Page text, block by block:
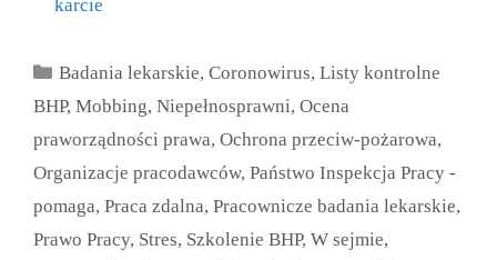
karcie
Kategorie
Badania lekarskie,Coronowirus,Listy kontrolne
BHP, Mobbing, Niepełnosprawni, Ocena
praworządności prawa, Ochrona przeciw-pożarowa,
Organizacje pracodawców, Państwo Inspekcja Pracy -
pomaga, Praca zdalna, Pracownicze badania lekarskie,
Prawo Pracy, Stres, Szkolenie BHP, W sejmie,